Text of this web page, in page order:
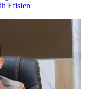
Efisien